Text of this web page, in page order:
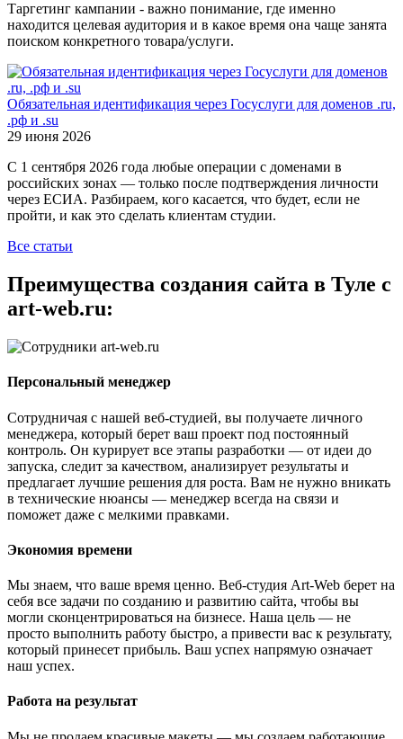
Таргетинг кампании - важно понимание, где именно
находится целевая аудитория и в какое время она чаще занята
поиском конкретного товара/услуги.
Обязательная идентификация через Госуслуги для доменов .ru,
.рф и .su
29 июня 2026
С 1 сентября 2026 года любые операции с доменами в
российских зонах — только после подтверждения личности
через ЕСИА. Разбираем, кого касается, что будет, если не
пройти, и как это сделать клиентам студии.
Все статьи
Преимущества создания сайта в Туле с
art-web.ru:
Персональный менеджер
Сотрудничая с нашей веб-студией, вы получаете личного
менеджера, который берет ваш проект под постоянный
контроль. Он курирует все этапы разработки — от идеи до
запуска, следит за качеством, анализирует результаты и
предлагает лучшие решения для роста. Вам не нужно вникать
в технические нюансы — менеджер всегда на связи и
поможет даже с мелкими правками.
Экономия времени
Мы знаем, что ваше время ценно. Веб-студия Art-Web берет на
себя все задачи по созданию и развитию сайта, чтобы вы
могли сконцентрироваться на бизнесе. Наша цель — не
просто выполнить работу быстро, а привести вас к результату,
который принесет прибыль. Ваш успех напрямую означает
наш успех.
Работа на результат